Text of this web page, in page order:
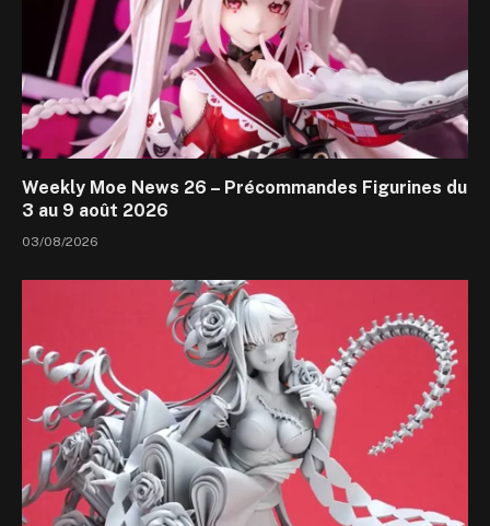
Weekly Moe News 26 – Précommandes Figurines du
3 au 9 août 2026
03/08/2026